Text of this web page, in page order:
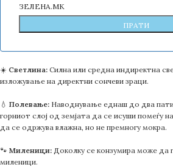
ЗЕЛЕНА.МК
☀️ Светлина: Силна или средна индиректна
изложување на директни сончеви зраци.
💧 Полевање: Наводнување еднаш до два
горниот слој од земјата да се исуши помеѓу
да се одржува влажна, но не премногу мокра.
🐾 Миленици: Доколку се конзумира може да
миленици.